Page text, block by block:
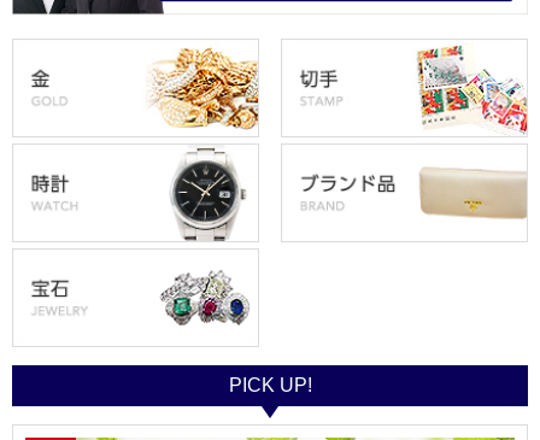
PICK UP!